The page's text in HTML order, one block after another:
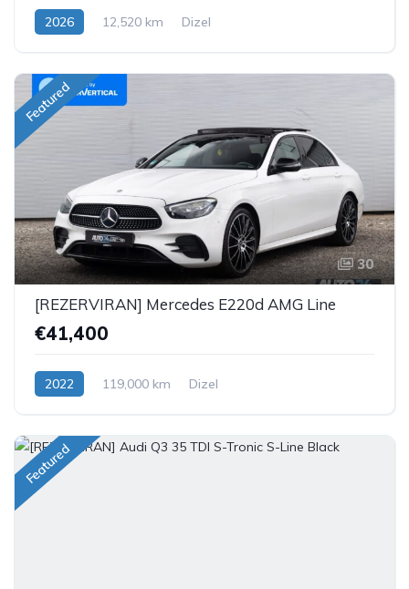
2026 12,520 km Dizel
Featured
30
[REZERVIRAN] Mercedes E220d AMG Line
€41,400
2022 119,000 km Dizel
Featured